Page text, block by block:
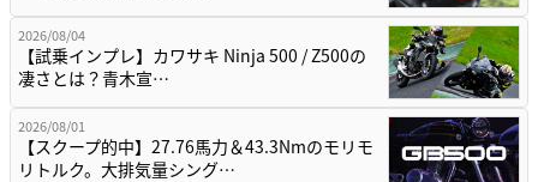
2026/08/04
【試乗インプレ】カワサキ Ninja 500 / Z500の
凄さとは？青木宣…
2026/08/01
【スクープ的中】27.76馬力＆43.3Nmのモリモ
リトルク。大排気量シング…